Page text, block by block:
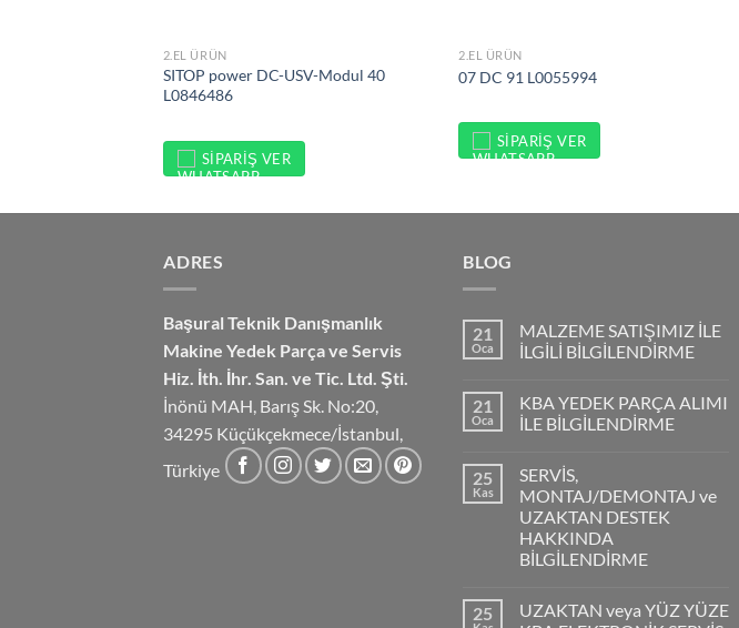
2.EL ÜRÜN
SITOP power DC-USV-Modul 40
L0846486
SIPARIŞ VER
2.EL ÜRÜN
07 DC 91 L0055994
SIPARIŞ VER
ADRES
Başural Teknik Danışmanlık
Makine Yedek Parça ve Servis
Hiz. İth. İhr. San. ve Tic. Ltd. Şti.
İnönü MAH, Barış Sk. No:20,
34295 Küçükçekmece/İstanbul,
Türkiye
BLOG
21
Oca
MALZEME SATIŞIMIZ İLE
İLGİLİ BİLGİLENDİRME
21
Oca
KBA YEDEK PARÇA ALIMI
İLE BİLGİLENDİRME
25
Kas
SERVİS,
MONTAJ/DEMONTAJ ve
UZAKTAN DESTEK
HAKKINDA
BİLGİLENDİRME
25
UZAKTAN veya YÜZ YÜZE